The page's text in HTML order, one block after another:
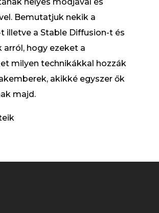
Bemutatjuk nekik a
t illetve a Stable Diffusion-t és
arról, hogy ezeket a
milyen technikákkal hozzák
akikké egyszer ők
majd.